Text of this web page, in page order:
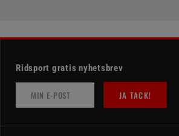
Ridsport gratis nyhetsbrev
JA TACK!